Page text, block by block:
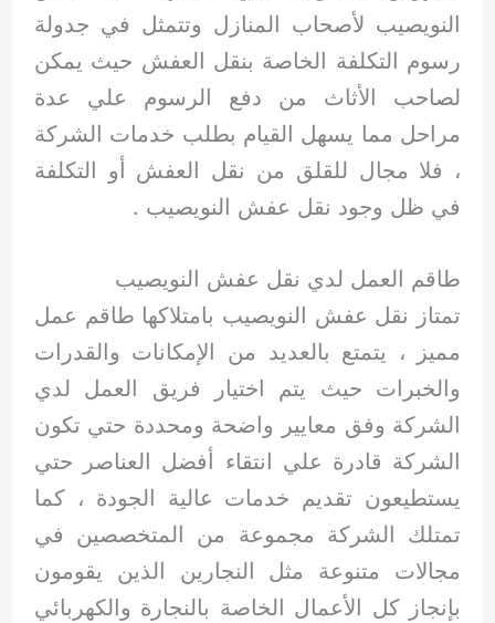
النويصيب لأصحاب المنازل وتتمثل في جدولة
رسوم التكلفة الخاصة بنقل العفش حيث يمكن
لصاحب الأثاث من دفع الرسوم علي عدة
مراحل مما يسهل القيام بطلب خدمات الشركة
، فلا مجال للقلق من نقل العفش أو التكلفة
في ظل وجود نقل عفش النويصيب .
طاقم العمل لدي نقل عفش النويصيب
تمتاز نقل عفش النويصيب بامتلاكها طاقم عمل
مميز ، يتمتع بالعديد من الإمكانات والقدرات
والخبرات حيث يتم اختيار فريق العمل لدي
الشركة وفق معايير واضحة ومحددة حتي تكون
الشركة قادرة علي انتقاء أفضل العناصر حتي
يستطيعون تقديم خدمات عالية الجودة ، كما
تمتلك الشركة مجموعة من المتخصصين في
مجالات متنوعة مثل النجارين الذين يقومون
بإنجاز كل الأعمال الخاصة بالنجارة والكهربائي